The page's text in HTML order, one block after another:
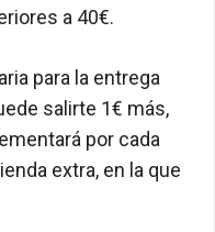
a 40€.
para la entrega
salirte 1€ más,
por cada
extra, en la que